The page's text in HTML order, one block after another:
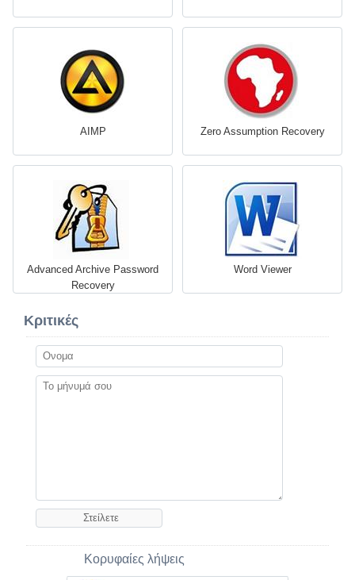
AIMP Zero Assumption Recovery
Advanced Archive Password
Recovery
Word Viewer
Κριτικές
Κορυφαίες λήψεις